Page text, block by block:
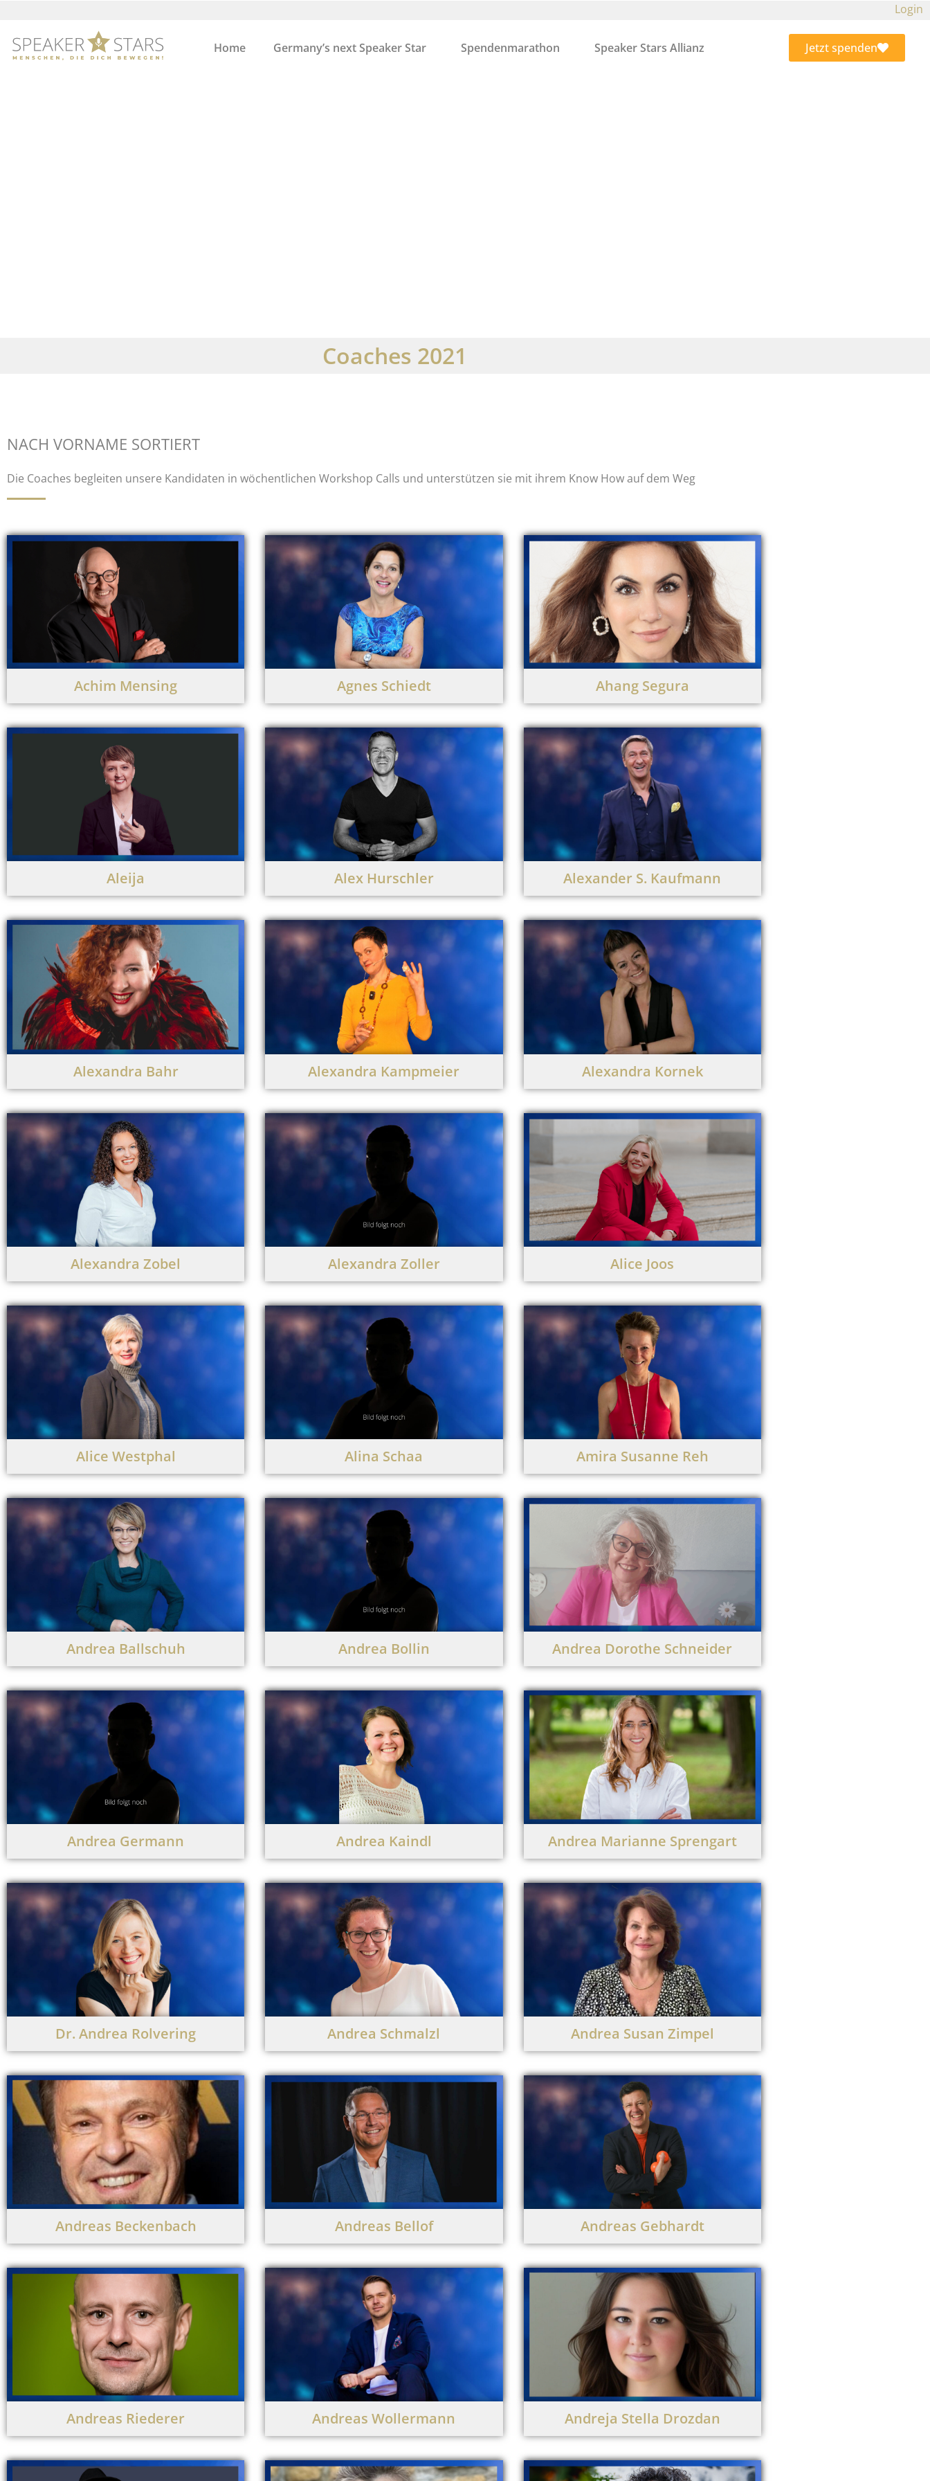
Login
Home Germany’s next Speaker Star Spendenmarathon Speaker Stars Allianz Jetzt spenden
Coaches 2021
NACH VORNAME SORTIERT
Die Coaches begleiten unsere Kandidaten in wöchentlichen Workshop Calls und unterstützen sie mit ihrem Know How auf dem Weg
Achim Mensing Agnes Schiedt Ahang Segura
Aleija Alex Hurschler Alexander S. Kaufmann
Alexandra Bahr Alexandra Kampmeier Alexandra Kornek
Alexandra Zobel Alexandra Zoller Alice Joos
Alice Westphal Alina Schaa Amira Susanne Reh
Andrea Ballschuh Andrea Bollin Andrea Dorothe Schneider
Andrea Germann Andrea Kaindl Andrea Marianne Sprengart
Dr. Andrea Rolvering Andrea Schmalzl Andrea Susan Zimpel
Andreas Beckenbach Andreas Bellof Andreas Gebhardt
Andreas Riederer Andreas Wollermann Andreja Stella Drozdan